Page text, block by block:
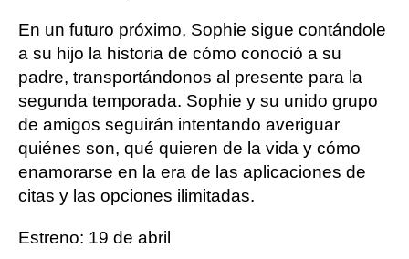
En un futuro próximo, Sophie sigue contándole
a su hijo la historia de cómo conoció a su
padre, transportándonos al presente para la
segunda temporada. Sophie y su unido grupo
de amigos seguirán intentando averiguar
quiénes son, qué quieren de la vida y cómo
enamorarse en la era de las aplicaciones de
citas y las opciones ilimitadas.
Estreno: 19 de abril